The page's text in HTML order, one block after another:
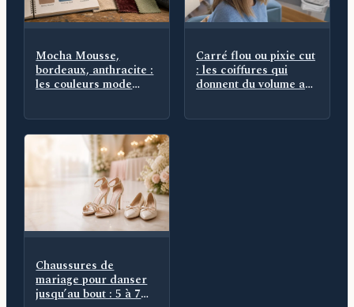
Mocha Mousse,
bordeaux, anthracite :
les couleurs mode
Carré flou ou pixie cut
: les coiffures qui
donnent du volume aux
Chaussures de
mariage pour danser
jusqu’au bout : 5 à 7